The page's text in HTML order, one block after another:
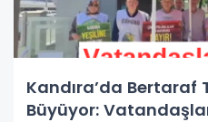
Kandıra’da Bertaraf
Büyüyor: